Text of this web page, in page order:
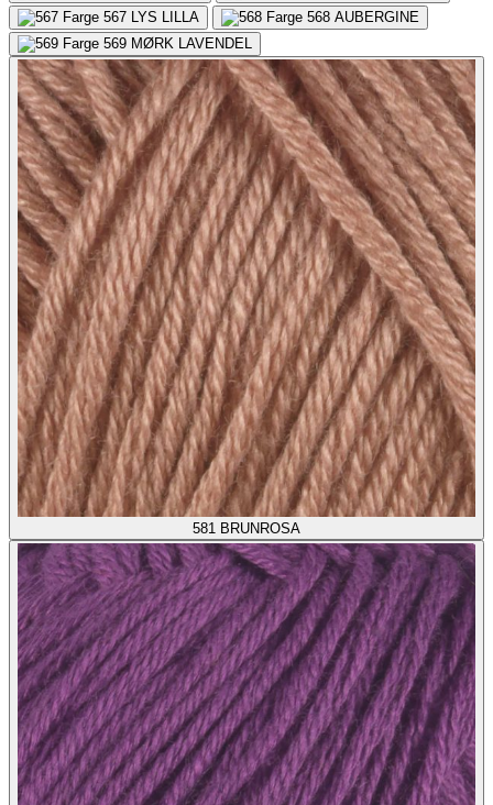
567 LYS LILLA 568 AUBERGINE
569 MØRK LAVENDEL
581 BRUNROSA